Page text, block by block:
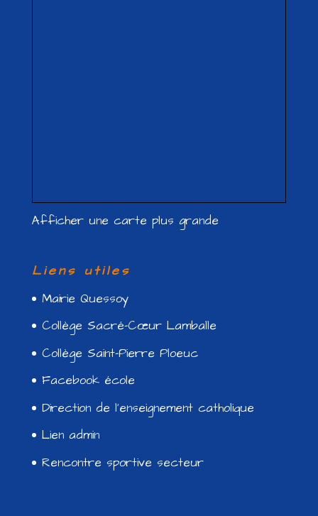
Afficher une carte plus grande
Liens utiles
Mairie Quessoy
Collège Sacré-Cœur Lamballe
Collège Saint-Pierre Ploeuc
Facebook école
Direction de l’enseignement catholique
Lien admin
Rencontre sportive secteur